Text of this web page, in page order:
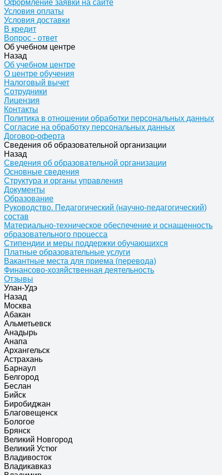
Оформление заявки на сайте
Условия оплаты
Условия доставки
В кредит
Вопрос - ответ
Об учебном центре
Назад
Об учебном центре
О центре обучения
Налоговый вычет
Сотрудники
Лицензия
Контакты
Политика в отношении обработки персональных данных
Согласие на обработку персональных данных
Договор-оферта
Сведения об образовательной организации
Назад
Сведения об образовательной организации
Основные сведения
Структура и органы управления
Документы
Образование
Руководство. Педагогический (научно-педагогический)
состав
Материально-техническое обеспечение и оснащенность
образовательного процесса
Стипендии и меры поддержки обучающихся
Платные образовательные услуги
Вакантные места для приема (перевода)
Финансово-хозяйственная деятельность
Отзывы
Улан-Удэ
Назад
Москва
Абакан
Альметьевск
Анадырь
Анапа
Архангельск
Астрахань
Барнаул
Белгород
Беслан
Бийск
Биробиджан
Благовещенск
Бологое
Брянск
Великий Новгород
Великий Устюг
Владивосток
Владикавказ